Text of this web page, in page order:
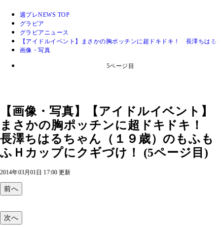
週プレNEWS TOP
グラビア
グラビアニュース
【アイドルイベント】まさかの胸ポッチンに超ドキドキ！ 長澤ちはる
画像・写真
5ページ目
【画像・写真】【アイドルイベント】
まさかの胸ポッチンに超ドキドキ！
長澤ちはるちゃん（１９歳）のもふも
ふＨカップにクギづけ！ (5ページ目)
2014年03月01日 17:00 更新
前へ
次へ